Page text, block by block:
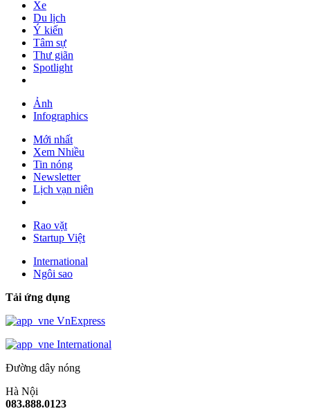
Xe
Du lịch
Ý kiến
Tâm sự
Thư giãn
Spotlight
Ảnh
Infographics
Mới nhất
Xem Nhiều
Tin nóng
Newsletter
Lịch vạn niên
Rao vặt
Startup Việt
International
Ngôi sao
Tải ứng dụng
VnExpress
International
Đường dây nóng
Hà Nội
083.888.0123